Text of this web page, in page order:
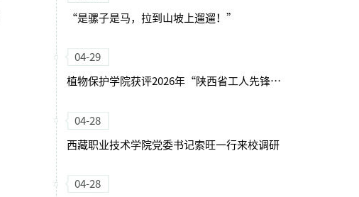
“是骡子是马，拉到山坡上遛遛！”
04-29
植物保护学院获评2026年“陕西省工人先锋号”
04-28
西藏职业技术学院党委书记索旺一行来校调研
04-28